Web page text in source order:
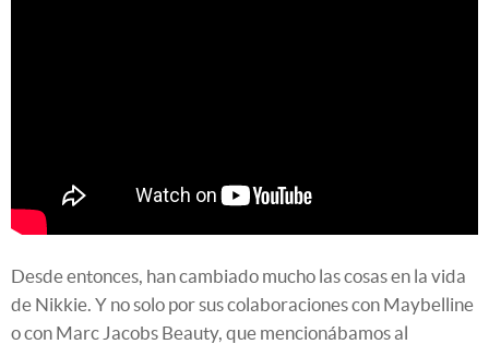
Desde entonces, han cambiado mucho las cosas en la vida
de Nikkie. Y no solo por sus colaboraciones con Maybelline
o con Marc Jacobs Beauty, que mencionábamos al